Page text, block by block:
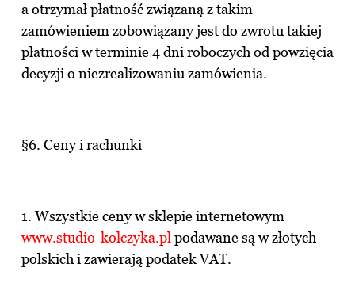
a otrzymał płatność związaną z takim
zamówieniem zobowiązany jest do zwrotu takiej
płatności w terminie 4 dni roboczych od powzięcia
decyzji o niezrealizowaniu zamówienia.
§6. Ceny i rachunki
1. Wszystkie ceny w sklepie internetowym
www.studio-kolczyka.pl podawane są w złotych
polskich i zawierają podatek VAT.